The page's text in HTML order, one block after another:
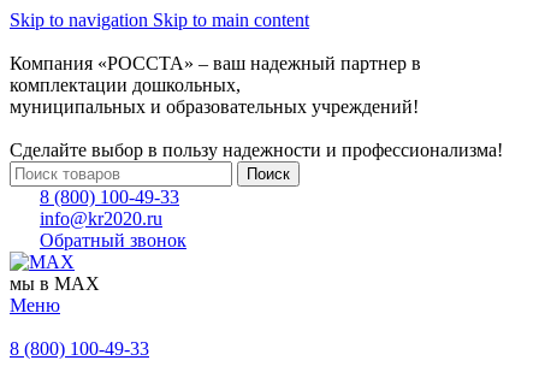
Skip to navigation Skip to main content
Компания «РОССТА» – ваш надежный партнер в
комплектации дошкольных,
муниципальных и образовательных учреждений!
Сделайте выбор в пользу надежности и профессионализма!
Поиск
8 (800) 100-49-33
info@kr2020.ru
Обратный звонок
мы в MAX
Меню
8 (800) 100-49-33